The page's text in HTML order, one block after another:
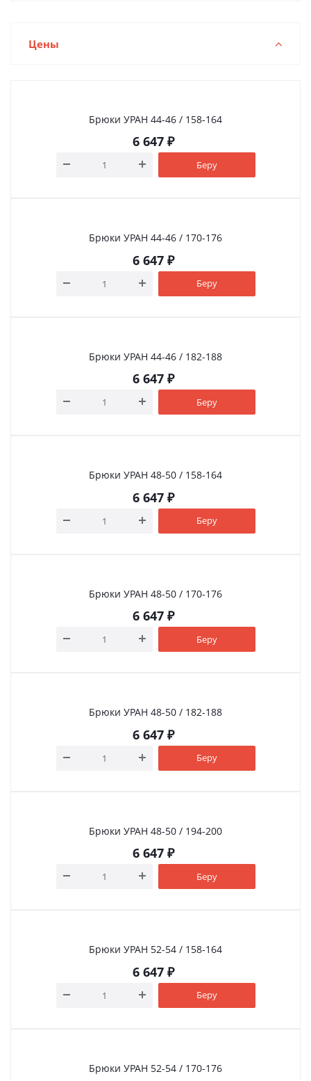
Цены
Брюки УРАН 44-46 / 158-164
6 647₽
Беру
Брюки УРАН 44-46 / 170-176
6 647₽
Беру
Брюки УРАН 44-46 / 182-188
6 647₽
Беру
Брюки УРАН 48-50 / 158-164
6 647₽
Беру
Брюки УРАН 48-50 / 170-176
6 647₽
Беру
Брюки УРАН 48-50 / 182-188
6 647₽
Беру
Брюки УРАН 48-50 / 194-200
6 647₽
Беру
Брюки УРАН 52-54 / 158-164
6 647₽
Беру
Брюки УРАН 52-54 / 170-176